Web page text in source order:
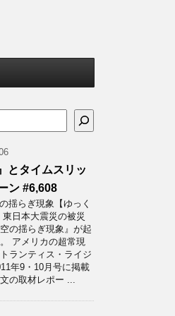
とタイムスリッ
ン #6,608
揺らぎ現象【ゆっく
東日本大震災の被災
の揺らぎ現象』が起
アメリカの超常現
ランティス・ライジ
年9・10月号に掲載
の取材レポー ...